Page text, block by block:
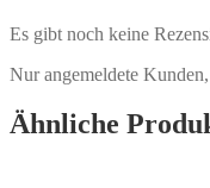
Es gibt noch keine
Nur angemeldete
Ähnliche